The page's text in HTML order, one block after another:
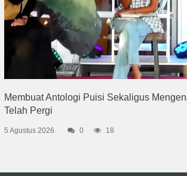
Membuat Antologi Puisi Sekaligus
Telah Pergi
5 Agustus 2026 0 18